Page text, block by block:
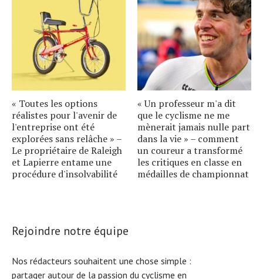
« Toutes les options
réalistes pour l'avenir de
l'entreprise ont été
explorées sans relâche » –
Le propriétaire de Raleigh
et Lapierre entame une
procédure d'insolvabilité
« Un professeur m'a dit
que le cyclisme ne me
mènerait jamais nulle part
dans la vie » – comment
un coureur a transformé
les critiques en classe en
médailles de championnat
Rejoindre notre équipe
Nos rédacteurs souhaitent une chose simple :
partager autour de la passion du cyclisme en